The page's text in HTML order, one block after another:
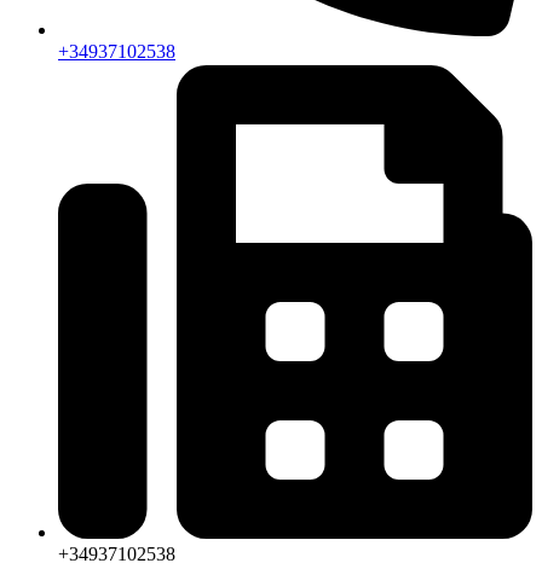
+34937102538
+34937102538